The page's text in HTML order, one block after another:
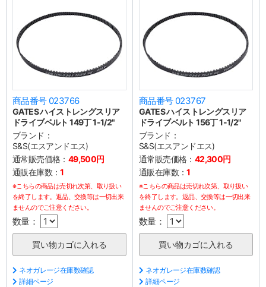
商品番号 023766
GATES ハイストレングスリア
ドライブベルト 149丁 1-1/2"
ブランド：
S&S(エスアンドエス)
通常販売価格： 49,500円
通販在庫数：1
※こちらの商品は売切れ次第、取り扱い
を終了します。返品、交換等は一切出来
ませんのでご注意ください。
数量：
ネオガレージ在庫数確認
詳細ページ
商品番号 023767
GATES ハイストレングスリア
ドライブベルト 156丁 1-1/2"
ブランド：
S&S(エスアンドエス)
通常販売価格： 42,300円
通販在庫数：1
※こちらの商品は売切れ次第、取り扱い
を終了します。返品、交換等は一切出来
ませんのでご注意ください。
数量：
ネオガレージ在庫数確認
詳細ページ